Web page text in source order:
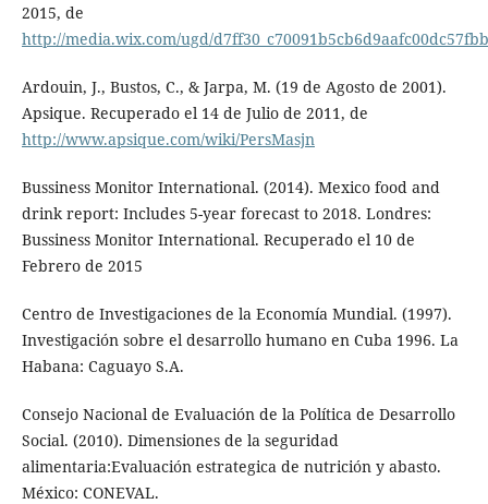
2015, de
http://media.wix.com/ugd/
Ardouin, J., Bustos, C., & Jarpa, M. (19 de Agosto de 2001).
Apsique. Recuperado el 14 de Julio de 2011, de
http://www.apsique.com/wiki/PersMasjn
Bussiness Monitor International. (2014). Mexico food and
drink report: Includes 5-year forecast to 2018. Londres:
Bussiness Monitor International. Recuperado el 10 de
Febrero de 2015
Centro de Investigaciones de la Economía Mundial. (1997).
Investigación sobre el desarrollo humano en Cuba 1996. La
Habana: Caguayo S.A.
Consejo Nacional de Evaluación de la Política de Desarrollo
Social. (2010). Dimensiones de la seguridad
alimentaria:Evaluación estrategica de nutrición y abasto.
México: CONEVAL.